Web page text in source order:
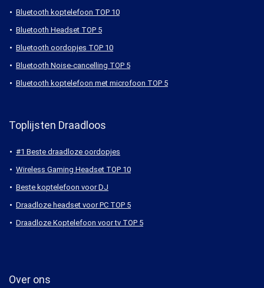
Toplijsten Bluetooth
Bluetooth koptelefoon TOP 10
Bluetooth Headset TOP 5
Bluetooth oordopjes TOP 10
Bluetooth Noise-cancelling TOP 5
Toplijsten Draadloos
#1 Beste draadloze oordopjes
Wireless Gaming Headset TOP 10
Beste koptelefoon voor DJ
Draadloze headset voor PC TOP 5